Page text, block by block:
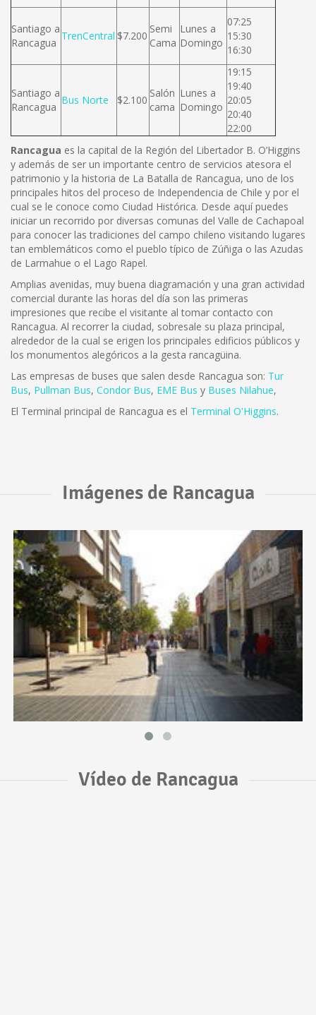
Santiago a
Rancagua
TrenCentral $7.200
Semi
Cama
Lunes a
Domingo
07:25
15:30
16:30
Santiago a
Rancagua
Bus Norte $2.100
Salón
cama
Lunes a
Domingo
19:15
19:40
20:05
20:40
22:00
Rancagua es la capital de la Región del Libertador B. O’Higgins
y además de ser un importante centro de servicios atesora el
patrimonio y la historia de La Batalla de Rancagua, uno de los
principales hitos del proceso de Independencia de Chile y por el
cual se le conoce como Ciudad Histórica. Desde aquí puedes
iniciar un recorrido por diversas comunas del Valle de Cachapoal
para conocer las tradiciones del campo chileno visitando lugares
tan emblemáticos como el pueblo típico de Zúñiga o las Azudas
de Larmahue o el Lago Rapel.
Amplias avenidas, muy buena diagramación y una gran actividad
comercial durante las horas del día son las primeras
impresiones que recibe el visitante al tomar contacto con
Rancagua. Al recorrer la ciudad, sobresale su plaza principal,
alrededor de la cual se erigen los principales edificios públicos y
los monumentos alegóricos a la gesta rancagüina.
Las empresas de buses que salen desde Rancagua son: Tur
Bus, Pullman Bus, Condor Bus, EME Bus y Buses Nilahue,
El Terminal principal de Rancagua es el Terminal O'Higgins.
Imágenes de Rancagua
Vídeo de Rancagua